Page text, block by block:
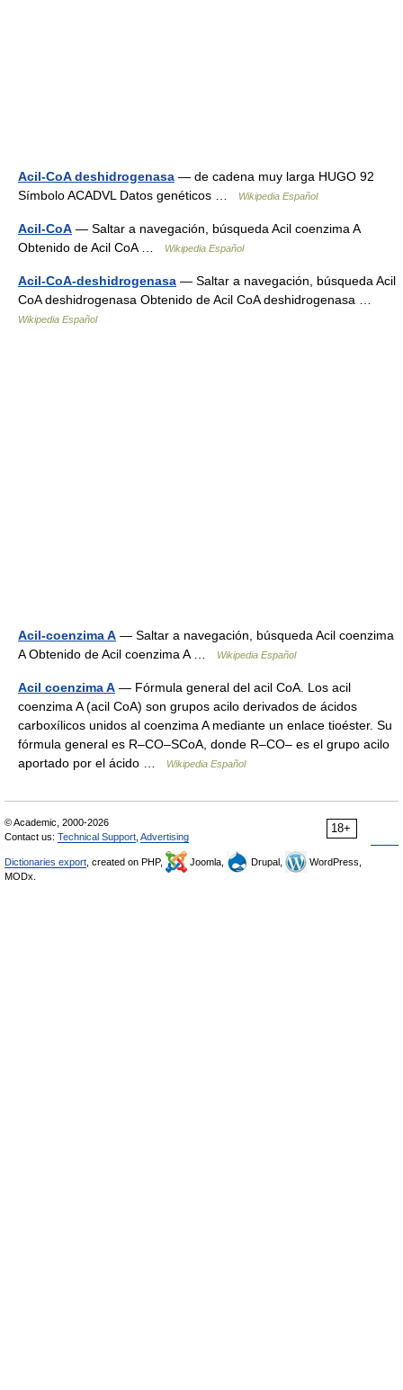
Acil-CoA deshidrogenasa — de cadena muy larga HUGO 92
Símbolo ACADVL Datos genéticos …
Wikipedia Español
Acil-CoA — Saltar a navegación, búsqueda Acil coenzima A
Obtenido de Acil CoA …
Wikipedia Español
Acil-CoA-deshidrogenasa — Saltar a navegación, búsqueda Acil
CoA deshidrogenasa Obtenido de Acil CoA deshidrogenasa …
Wikipedia Español
Acil-coenzima A — Saltar a navegación, búsqueda Acil coenzima
A Obtenido de Acil coenzima A …
Wikipedia Español
Acil coenzima A — Fórmula general del acil CoA. Los acil
coenzima A (acil CoA) son grupos acilo derivados de ácidos
carboxílicos unidos al coenzima A mediante un enlace tioéster. Su
fórmula general es R–CO–SCoA, donde R–CO– es el grupo acilo
aportado por el ácido …
Wikipedia Español
18+
© Academic, 2000-2026
Contact us: Technical Support Advertising
Dictionaries export , created on PHP, Joomla, Drupal,
WordPress,
MODx.